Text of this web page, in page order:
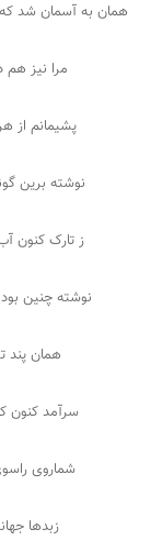
همان به آسمان شد
مرا نیز هم
پشیمانم از
نوشته برین
ز تارک کنون
نوشته چنین
همان پند
سرآمد کنون
شماروی
زبدها